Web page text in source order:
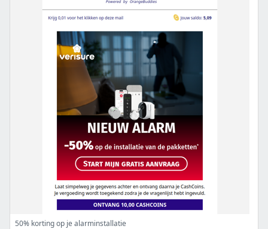
50% korting op je alarminstallatie